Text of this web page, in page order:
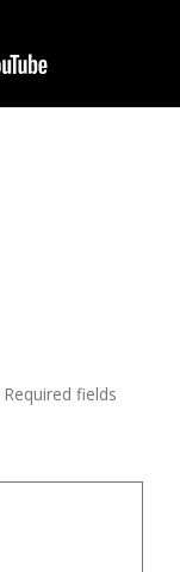
Required fields